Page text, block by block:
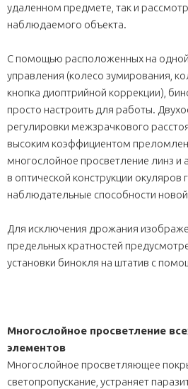
удаленном предмете, так и
наблюдаемого объекта.
С помощью расположенных на
управления (колесо зумирования,
кнопка диоптрийной коррекции),
просто настроить для работы.
регулировки межзрачкового
высоким коэффициентом
многослойное просветление линз и
в оптической конструкции окуляров
наблюдательные способности
Для исключения дрожания
предельных кратностей
установки бинокля на штатив с
Многослойное просветление
элементов
Многослойное просветляющее
светопропускание, устраняет